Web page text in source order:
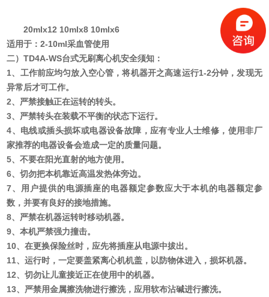
20mlx12 10mlx8 10mlx6
适用于：2-10ml采血管使用
二）TD4A-WS台式无刷离心机安全须知：
1、工作前应均匀放入空心管，将机器开之高速运行1-2分钟，发现无
异常后才可工作。
2、严禁接触正在运转的转头。
3、严禁转头在装载不平衡的状态下运行。
4、电线或插头损坏或电器设备故障，应有专业人士维修，使用非厂
家推荐的电器设备会造成一定的质量问题。
5、不要在阳光直射的地方使用。
6、切勿把本机靠近高温发热体旁边。
7、用户提供的电源插座的电器额定参数应大于本机的电器额定参
数，并要有良好的接地措施。
8、严禁在机器运转时移动机器。
9、本机严禁强力撞击。
10、在更换保险丝时，应先将插座从电源中拔出。
11、运行时，一定要盖紧离心机机盖，以防物体进入，损坏机器。
12、切勿让儿童接近正在使用中的机器。
13、严禁用金属擦洗物进行擦洗，应用软布沾碱进行擦洗。